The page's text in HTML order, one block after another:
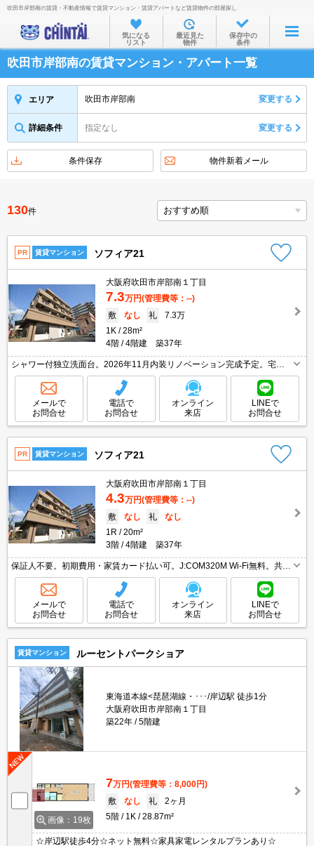
お部屋を探す
沿線・駅から
住所から
物件特集から
不動産会社から
TOP
吹田市岸部南の賃貸・不動産情報で賃貸マンション・賃貸アパートなど賃貸物件の部屋探し
気になる
リスト
最近見た
物件
保存中の
条件
吹田市岸部南の賃貸マンション・アパート一覧
エリア 吹田市岸部南 変更する
詳細条件 指定なし 変更する
条件保存 物件新着メール
130件
PR 賃貸マンション ソフィア21
大阪府吹田市岸部南１丁目
7.3万円(管理費等：--)
敷
なし 礼
7.3万
1K
28m²
4階
4階建 築37年
シャワー付独立洗面台。2026年11月内装リノベーション完成予定。宅配
ボックスあり。防犯カメラ付きマンション。2口ガスコンロ付。シャワー
付独立洗面台。TVモニターホン有。Wi-Fi無料。
メールで
お問合せ
電話で
お問合せ
オンライン
来店
LINEで
お問合せ
PR 賃貸マンション ソフィア21
大阪府吹田市岸部南１丁目
4.3万円(管理費等：--)
敷
なし 礼
なし
1R
20m²
3階
4階建 築37年
保証人不要。初期費用・家賃カード払い可。J:COM320M Wi-Fi無料。共用
部防犯カメラ有り。TVインターホン付き。室内に洗濯機置場あり。引越指
定業者あり※但し、法人契約の場合相談可。
メールで
お問合せ
電話で
お問合せ
オンライン
来店
LINEで
お問合せ
賃貸マンション ルーセントパークショア
東海道本線<琵琶湖線・･･･/岸辺駅 徒歩1分
大阪府吹田市岸部南１丁目
築22年
5階建
画像：19枚
7万円(管理費等：8,000円)
敷
なし 礼
2ヶ月
5階
1K 28.87m²
☆岸辺駅徒歩4分☆ネット無料☆家具家電レンタルプランあり☆